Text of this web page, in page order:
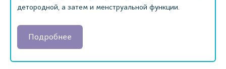
детородной, а затем и менструальной функции.
Подробнее